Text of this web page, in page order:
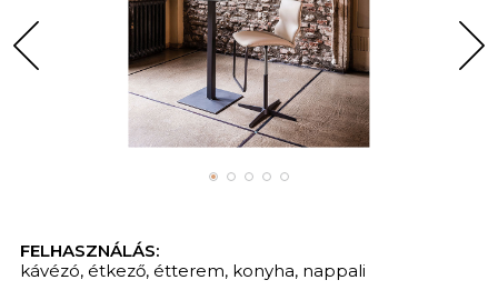
FELHASZNÁLÁS:
kávézó, étkező, étterem, konyha, nappali